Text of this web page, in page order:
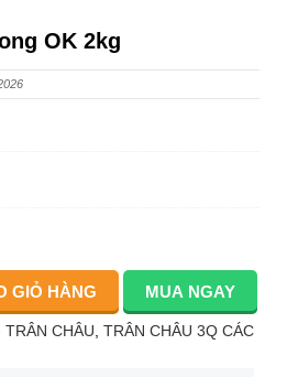
OK 2kg
TRÂN CHÂU TRÂN CHÂU 3Q CÁC